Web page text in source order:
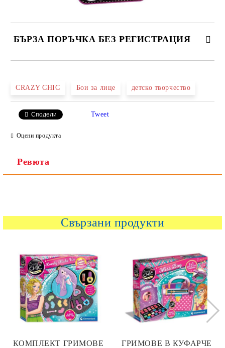
БЪРЗА ПОРЪЧКА БЕЗ РЕГИСТРАЦИЯ
Ние ще се свържем с вас в рамките на работния ден.
CRAZY CHIC Бои за лице детско творчество
Сподели Tweet
Оцени продукта
Ревюта
Свързани продукти
КОМПЛЕКТ ГРИМОВЕ
ГРИМОВЕ В КУФАРЧЕ